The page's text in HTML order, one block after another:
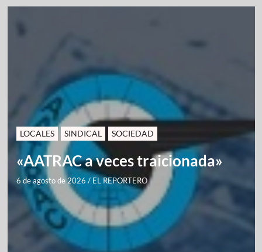
LOCALES SINDICAL SOCIEDAD
«AATRAC a veces traicionada»
6 de agosto de 2026 / EL REPORTERO